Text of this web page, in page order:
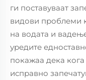
ги поставуваат
видови проблеми
на водата и
уредите
покажаа дека
исправно